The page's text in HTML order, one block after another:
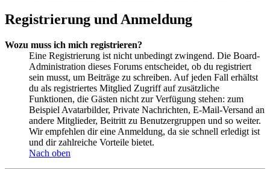
Registrierung und Anmeldung
Wozu muss ich mich registrieren?
Eine Registrierung ist nicht unbedingt zwingend. Die Board-
Administration dieses Forums entscheidet, ob du registriert
sein musst, um Beiträge zu schreiben. Auf jeden Fall erhältst
du als registriertes Mitglied Zugriff auf zusätzliche
Funktionen, die Gästen nicht zur Verfügung stehen: zum
Beispiel Avatarbilder, Private Nachrichten, E-Mail-Versand an
andere Mitglieder, Beitritt zu Benutzergruppen und so weiter.
Wir empfehlen dir eine Anmeldung, da sie schnell erledigt ist
und dir zahlreiche Vorteile bietet.
Nach oben